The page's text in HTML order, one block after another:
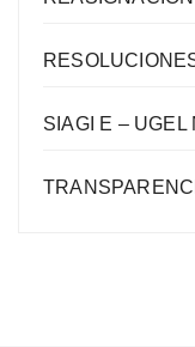
SIAGI E – UGEL